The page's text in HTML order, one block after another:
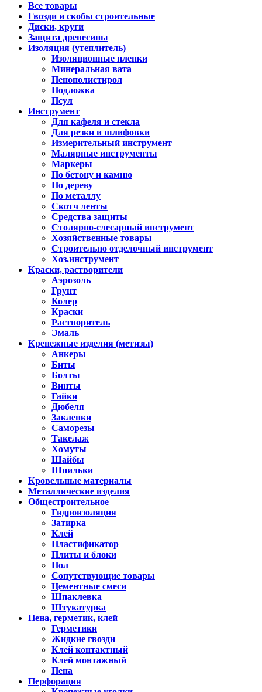
Все товары
Гвозди и скобы строительные
Диски, круги
Защита древесины
Изоляция (утеплитель)
Изоляционные пленки
Минеральная вата
Пенополистирол
Подложка
Псул
Инструмент
Для кафеля и стекла
Для резки и шлифовки
Измерительный инструмент
Малярные инструменты
Маркеры
По бетону и камню
По дереву
По металлу
Скотч ленты
Средства защиты
Столярно-слесарный инструмент
Хозяйственные товары
Строительно отделочный инструмент
Хоз.инструмент
Краски, растворители
Аэрозоль
Грунт
Колер
Краски
Растворитель
Эмаль
Крепежные изделия (метизы)
Анкеры
Биты
Болты
Винты
Гайки
Дюбеля
Заклепки
Саморезы
Такелаж
Хомуты
Шайбы
Шпильки
Кровельные материалы
Металлические изделия
Общестроительное
Гидроизоляция
Затирка
Клей
Пластификатор
Плиты и блоки
Пол
Сопутствующие товары
Цементные смеси
Шпаклевка
Штукатурка
Пена, герметик, клей
Герметики
Жидкие гвозди
Клей контактный
Клей монтажный
Пена
Перфорация